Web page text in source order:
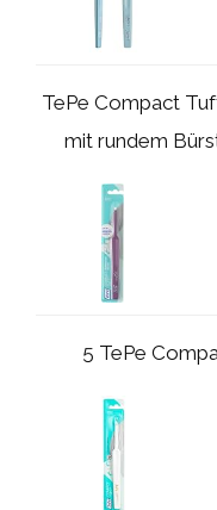
TePe Compact
mit rundem
5 TePe